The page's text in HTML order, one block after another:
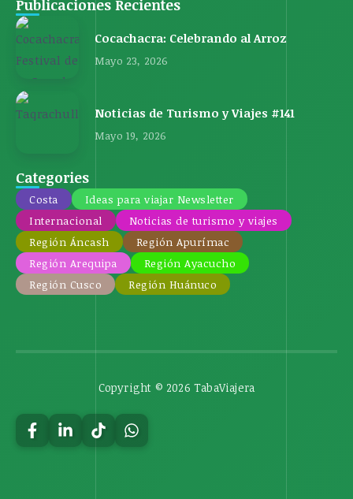
Publicaciones Recientes
Cocachacra: Celebrando al Arroz
Mayo 23, 2026
Noticias de Turismo y Viajes #141
Mayo 19, 2026
Categories
Costa
Ideas para viajar Newsletter
Internacional
Noticias de turismo y viajes
Región Áncash
Región Apurímac
Región Arequipa
Región Ayacucho
Región Cusco
Región Huánuco
Copyright © 2026 TabaViajera